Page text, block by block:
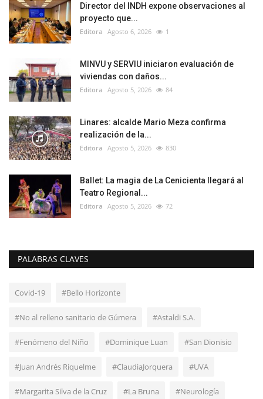
Director del INDH expone observaciones al
proyecto que...
Editora Agosto 6, 2026 1
MINVU y SERVIU iniciaron evaluación de
viviendas con daños...
Editora Agosto 5, 2026 84
Linares: alcalde Mario Meza confirma
realización de la...
Editora Agosto 5, 2026 830
Ballet: La magia de La Cenicienta llegará al
Teatro Regional...
Editora Agosto 5, 2026 72
PALABRAS CLAVES
Covid-19 #Bello Horizonte
#No al relleno sanitario de Gúmera #Astaldi S.A.
#Fenómeno del Niño #Dominique Luan #San Dionisio
#Juan Andrés Riquelme #ClaudiaJorquera #UVA
#Margarita Silva de la Cruz #La Bruna #Neurología